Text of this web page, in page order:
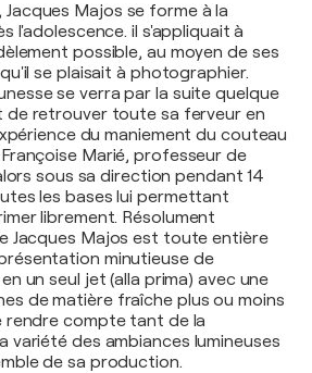
Majos se forme à la
l'adolescence. il s'appliquait à
possible, au moyen de ses
se plaisait à photographier.
se verra par la suite quelque
de retrouver toute sa ferveur en
du maniement du couteau
Marié, professeur de
sous sa direction pendant 14
les bases lui permettant
librement. Résolument
Jacques Majos est toute entière
minutieuse de
un seul jet (alla prima) avec une
de matière fraîche plus ou moins
rendre compte tant de la
variété des ambiances lumineuses
de sa production.